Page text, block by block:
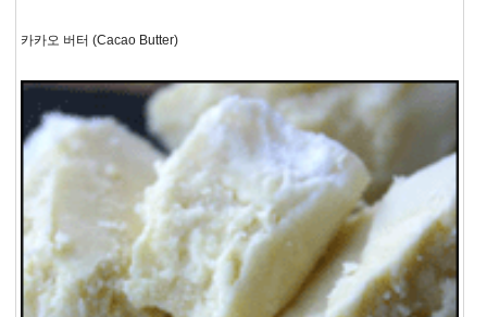
카카오 버터 (Cacao Butter)